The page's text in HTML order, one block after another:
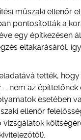
műszaki ellenőr
pontosították a
egy építkezésen
eltakarásáról,
tették,
nem az
esetében
ellenőr